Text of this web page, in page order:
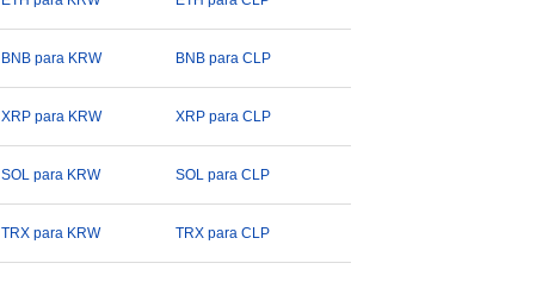
BNB para KRW BNB para CLP
XRP para KRW XRP para CLP
SOL para KRW SOL para CLP
TRX para KRW TRX para CLP